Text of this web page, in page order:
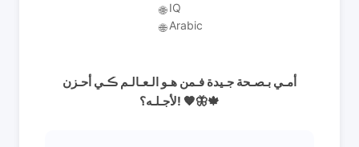
🌐 IQ
🌐 Arabic
أمـي بـصـحة جـيدة فـمن هـو الـعـالـم ڪـي أحـزن
لأجـلـه؟! 🧡🦋🍁